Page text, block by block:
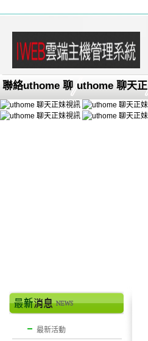
聯絡uthome 聊 uthome 聊天正
最新活動